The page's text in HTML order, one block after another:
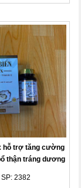
hỗ trợ tăng cường
thận tráng dương
SP: 2382